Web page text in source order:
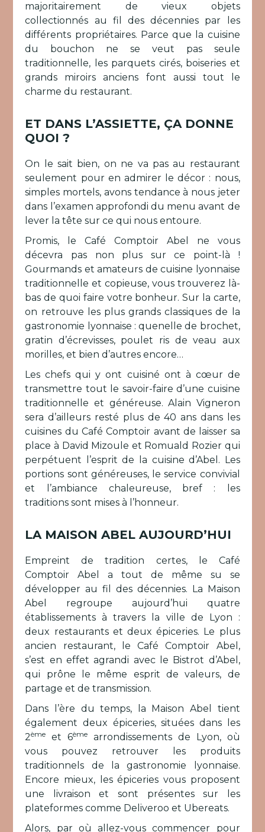
majoritairement de vieux objets
collectionnés au fil des décennies par les
différents propriétaires. Parce que la cuisine
du bouchon ne se veut pas seule
traditionnelle, les parquets cirés, boiseries et
grands miroirs anciens font aussi tout le
charme du restaurant.
ET DANS L’ASSIETTE, ÇA DONNE
QUOI ?
On le sait bien, on ne va pas au restaurant
seulement pour en admirer le décor : nous,
simples mortels, avons tendance à nous jeter
dans l’examen approfondi du menu avant de
lever la tête sur ce qui nous entoure.
Promis, le Café Comptoir Abel ne vous
décevra pas non plus sur ce point-là !
Gourmands et amateurs de cuisine lyonnaise
traditionnelle et copieuse, vous trouverez là-
bas de quoi faire votre bonheur. Sur la carte,
on retrouve les plus grands classiques de la
gastronomie lyonnaise : quenelle de brochet,
gratin d’écrevisses, poulet ris de veau aux
morilles, et bien d’autres encore…
Les chefs qui y ont cuisiné ont à cœur de
transmettre tout le savoir-faire d’une cuisine
traditionnelle et généreuse. Alain Vigneron
sera d’ailleurs resté plus de 40 ans dans les
cuisines du Café Comptoir avant de laisser sa
place à David Mizoule et Romuald Rozier qui
perpétuent l’esprit de la cuisine d’Abel. Les
portions sont généreuses, le service convivial
et l’ambiance chaleureuse, bref : les
traditions sont mises à l’honneur.
LA MAISON ABEL AUJOURD’HUI
Empreint de tradition certes, le Café
Comptoir Abel a tout de même su se
développer au fil des décennies. La Maison
Abel regroupe aujourd’hui quatre
établissements à travers la ville de Lyon :
deux restaurants et deux épiceries. Le plus
ancien restaurant, le Café Comptoir Abel,
s’est en effet agrandi avec le Bistrot d’Abel,
qui prône le même esprit de valeurs, de
partage et de transmission.
Dans l’ère du temps, la Maison Abel tient
également deux épiceries, situées dans les
2ème et 6ème
arrondissements de Lyon, où
vous pouvez retrouver les produits
traditionnels de la gastronomie lyonnaise.
Encore mieux, les épiceries vous proposent
une livraison et sont présentes sur les
plateformes comme Deliveroo et Ubereats.
Alors, par où allez-vous commencer pour